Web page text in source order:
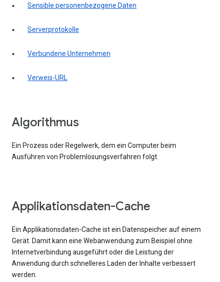
Sensible personenbezogene Daten
Serverprotokolle
Verbundene Unternehmen
Verweis-URL
Algorithmus
Ein Prozess oder Regelwerk, dem ein Computer beim
Ausführen von Problemlösungsverfahren folgt.
Applikationsdaten-Cache
Ein Applikationsdaten-Cache ist ein Datenspeicher auf einem
Gerät. Damit kann eine Webanwendung zum Beispiel ohne
Internetverbindung ausgeführt oder die Leistung der
Anwendung durch schnelleres Laden der Inhalte verbessert
werden.